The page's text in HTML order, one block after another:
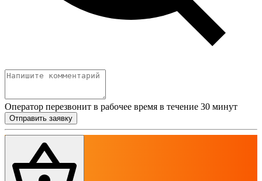
Оператор перезвонит в рабочее время в течение 30 минут
Отправить заявку